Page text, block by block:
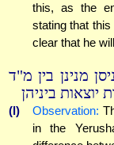
this, as the
stating that
clear that he
מנינן בין מ"ד
ביניהן
(l) Observation:
in the